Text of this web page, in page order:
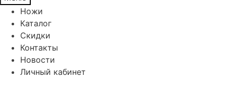
Ножи
Каталог
Скидки
Контакты
Новости
Личный кабинет